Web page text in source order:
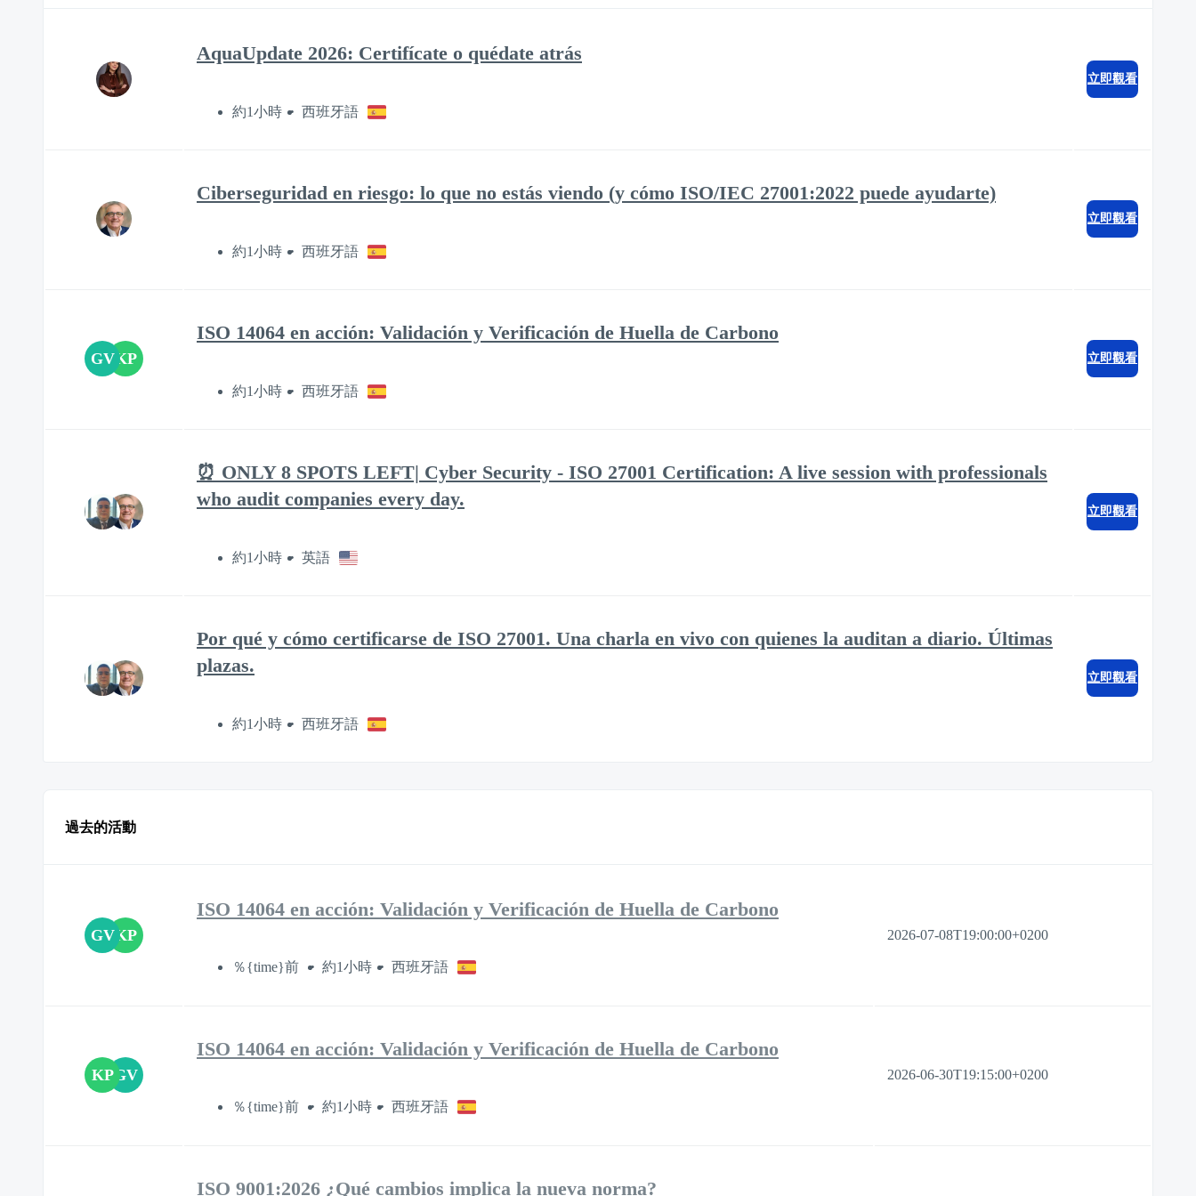
AquaUpdate 2026: Certifícate o quédate atrás
約1小時 西班牙語
立即觀看
Ciberseguridad en riesgo: lo que no estás viendo (y cómo ISO/IEC 27001:2022 puede ayudarte)
約1小時 西班牙語
立即觀看
GVKP
ISO 14064 en acción: Validación y Verificación de Huella de Carbono
約1小時 西班牙語
立即觀看
⏰ ONLY 8 SPOTS LEFT| Cyber Security - ISO 27001 Certification: A live session with professionals
who audit companies every day.
約1小時 英語
立即觀看
Por qué y cómo certificarse de ISO 27001. Una charla en vivo con quienes la auditan a diario. Últimas
plazas.
約1小時 西班牙語
立即觀看
過去的活動
GVKP
ISO 14064 en acción: Validación y Verificación de Huella de Carbono
％{time}前 約1小時 西班牙語
2026-07-08T19:00:00+0200
KPGV
ISO 14064 en acción: Validación y Verificación de Huella de Carbono
％{time}前 約1小時 西班牙語
2026-06-30T19:15:00+0200
ISO 9001:2026 ¿Qué cambios implica la nueva norma?